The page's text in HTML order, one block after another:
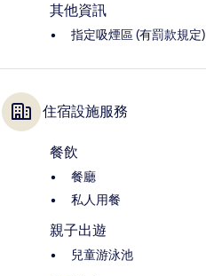
其他資訊
指定吸煙區 (有罰款規定)
住宿設施服務
餐飲
餐廳
私人用餐
親子出遊
兒童游泳池